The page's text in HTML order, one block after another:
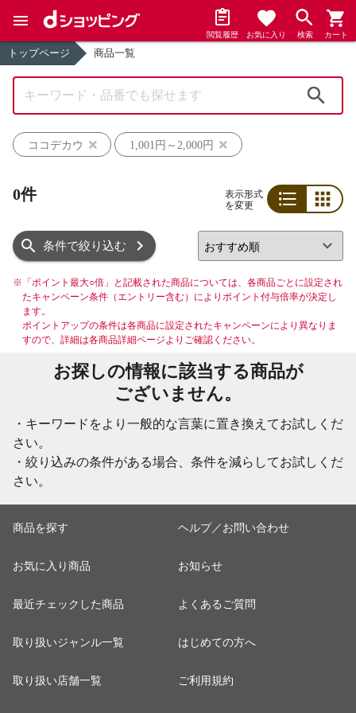
閲覧履歴 お気に入り 検索 カート
トップページ 商品一覧
ココデカウ
1,001円～2,000円
0件
表示形式
を変更
条件で絞り込む
※ 「ポイント最大○倍」と記載された商品については、各商品ごとに設定され
たキャンペーン条件（エントリー含む）によりポイント付与倍率が決定し
ます。
ポイントアップの条件は各商品に設定されたキャンペーンにより異なりま
すので、詳細は各商品詳細ページよりご確認ください。
お探しの情報に該当する商品が
ございません。
・キーワードをより一般的な言葉に置き換えてお試しくだ
さい。
・絞り込みの条件がある場合、条件を減らしてお試しくだ
さい。
商品を探す
お気に入り商品
最近チェックした商品
取り扱いジャンル一覧
取り扱い店舗一覧
ヘルプ／お問い合わせ
お知らせ
よくあるご質問
はじめての方へ
ご利用規約